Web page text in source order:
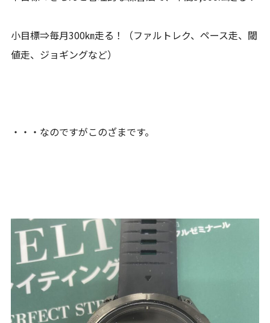
小目標⇒毎月300㎞走る！（ファルトレク、ペース走、閾
値走、ジョギングなど）
・・・なのですがこのざまです。